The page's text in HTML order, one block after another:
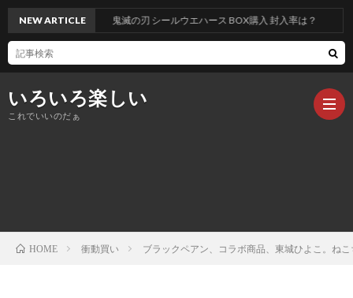
いろいろ楽しい
これでいいのだぁ
事
NEW ARTICLE鬼滅の刃 シールウエハース BOX購入 封入率は？
HOME 衝動買い ブラックペアン、コラボ商品、東城ひよこ。ね